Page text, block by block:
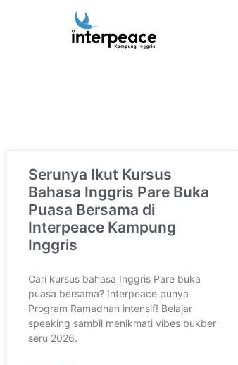
Serunya Ikut Kursus
Bahasa Inggris Pare Buka
Puasa Bersama di
Interpeace Kampung
Inggris
Cari kursus bahasa Inggris Pare buka
puasa bersama? Interpeace punya
Program Ramadhan intensif! Belajar
speaking sambil menikmati vibes bukber
seru 2026.